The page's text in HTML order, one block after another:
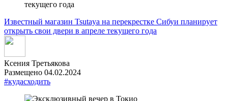
Известный магазин Tsutaya на перекрестке Сибуи планирует
открыть свои двери в апреле текущего года
Ксения Третьякова
Размещено 04.02.2024
#кудасходить